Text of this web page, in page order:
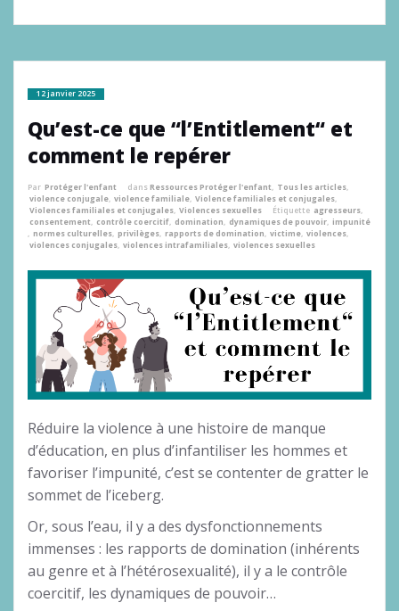
12 janvier 2025
Qu’est-ce que “l’Entitlement“ et
comment le repérer
Par Protéger l'enfant dansRessources Protéger l'enfant, Tous les articles,
violence conjugale, violence familiale, Violence familiales et conjugales,
Violences familiales et conjugales, Violences sexuelles Étiquette agresseurs,
consentement, contrôle coercitif, domination, dynamiques de pouvoir, impunité
, normes culturelles, privilèges, rapports de domination, victime, violences,
violences conjugales, violences intrafamiliales, violences sexuelles
Réduire la violence à une histoire de manque
d’éducation, en plus d’infantiliser les hommes et
favoriser l’impunité, c’est se contenter de gratter le
sommet de l’iceberg.
Or, sous l’eau, il y a des dysfonctionnements
immenses : les rapports de domination (inhérents
au genre et à l’hétérosexualité), il y a le contrôle
coercitif, les dynamiques de pouvoir…